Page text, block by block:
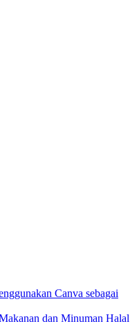
Canva sebagai
dan Minuman Halal